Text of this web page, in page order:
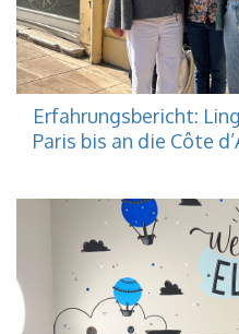
Erfahrungsbericht:
Paris bis an die Côte